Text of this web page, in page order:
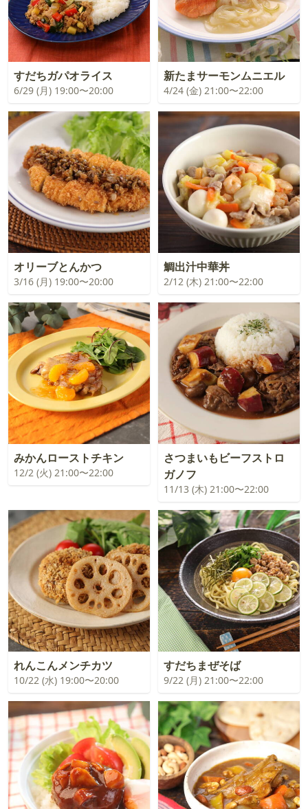
すだちガパオライス
6/29 (月) 19:00〜20:00
新たまサーモンムニエル
4/24 (金) 21:00〜22:00
オリーブとんかつ
3/16 (月) 19:00〜20:00
鯛出汁中華丼
2/12 (木) 21:00〜22:00
みかんローストチキン
12/2 (火) 21:00〜22:00
さつまいもビーフストロ
ガノフ
11/13 (木) 21:00〜22:00
れんこんメンチカツ
10/22 (水) 19:00〜20:00
すだちまぜそば
9/22 (月) 21:00〜22:00